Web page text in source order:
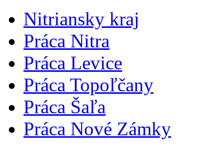
Nitriansky kraj
Práca Nitra
Práca Levice
Práca Topoľčany
Práca Šaľa
Práca Nové Zámky